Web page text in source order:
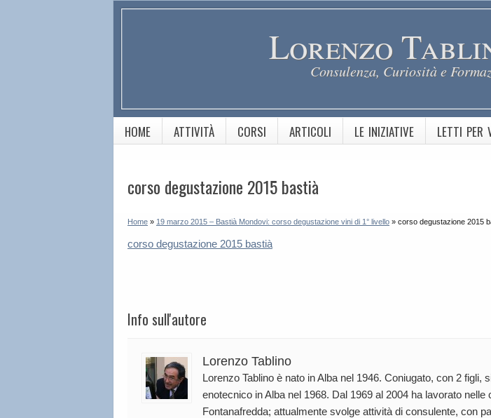
Lorenzo
Consulenza, Curiosità e
HOME ATTIVITÀ CORSI ARTICOLI LE INIZIATIVE LETTI PER
corso degustazione 2015 bastià
Home » 19 marzo 2015 – Bastià Mondovi: corso degustazione vini di 1° livello » corso degustazione 2015
corso degustazione 2015 bastià
Info sull'autore
Lorenzo Tablino
Lorenzo Tablino è nato in Alba nel 1946. Coniugato, con 2 figli,
enotecnico in Alba nel 1968. Dal 1969 al 2004 ha lavorato nelle
Fontanafredda; attualmente svolge attività di consulente, con